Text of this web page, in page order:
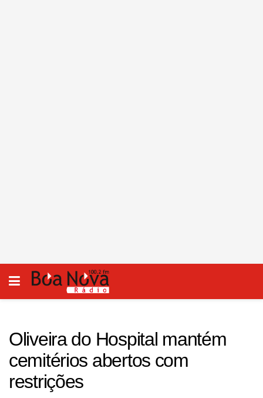
Oliveira do Hospital mantém
cemitérios abertos com
restrições